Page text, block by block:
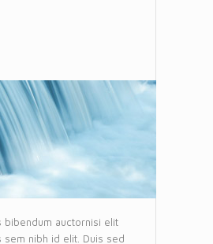
bibendum auctornisi elit
nibh id elit. Duis sed